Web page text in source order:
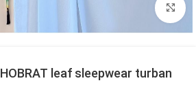
بزرگنمایی تصویر
HOBRAT leaf sleepwear turban